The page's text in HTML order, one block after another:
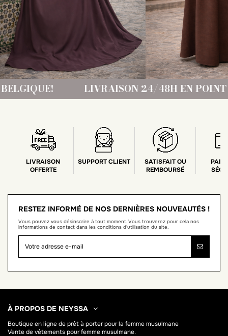
LIVRAISON 24/48H EN POINT RELAIS
LIVRAISON
OFFERTE
SUPPORT CLIENT
SATISFAIT OU
REMBOURSÉ
RESTEZ INFORMÉ DE NOS DERNIÈRES NOUVEAUTÉS !
Vous pouvez vous désinscrire à tout moment. Vous trouverez pour cela nos
informations de contact dans les conditions d'utilisation du site.
À PROPOS DE NEYSSA
Boutique en ligne deprêt à porter pour la femme musulmane
Vente de vêtements pour femme musulmane.